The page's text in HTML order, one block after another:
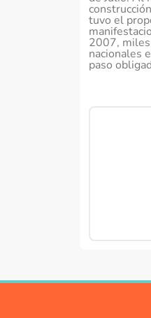
tuvo el
2007,
nacionales
paso